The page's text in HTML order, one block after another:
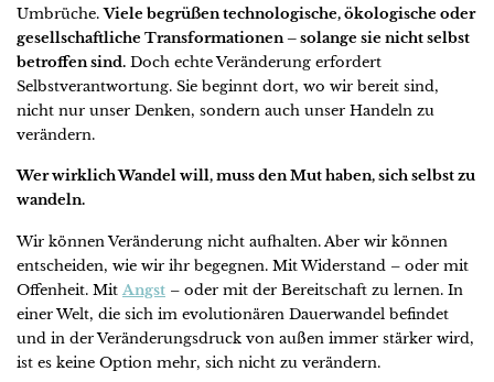
Umbrüche.Viele begrüßen technologische, ökologische oder
gesellschaftliche Transformationen – solange sie nicht selbst
betroffen sind. Doch echte Veränderung erfordert
Selbstverantwortung. Sie beginnt dort, wo wir bereit sind,
nicht nur unser Denken, sondern auch unser Handeln zu
verändern.
Wer wirklich Wandel will, muss den Mut haben, sich selbst zu
wandeln.
Wir können Veränderung nicht aufhalten. Aber wir können
entscheiden, wie wir ihr begegnen. Mit Widerstand – oder mit
Offenheit. Mit Angst – oder mit der Bereitschaft zu lernen. In
einer Welt, die sich im evolutionären Dauerwandel befindet
und in der Veränderungsdruck von außen immer stärker wird,
ist es keine Option mehr, sich nicht zu verändern.